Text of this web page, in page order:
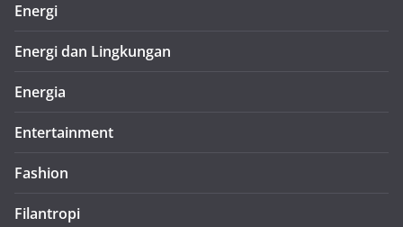
Energi
Energi dan Lingkungan
Energia
Entertainment
Fashion
Filantropi